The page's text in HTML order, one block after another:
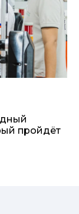
пройдёт